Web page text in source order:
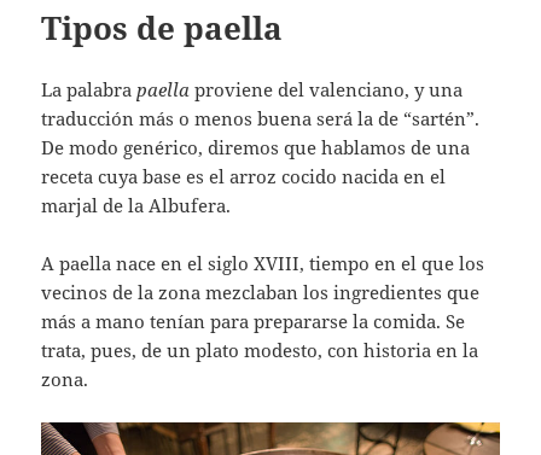
Tipos de paella
La palabra paella proviene del valenciano, y una
traducción más o menos buena será la de “sartén”.
De modo genérico, diremos que hablamos de una
receta cuya base es el arroz cocido nacida en el
marjal de la Albufera.
A paella nace en el siglo XVIII, tiempo en el que los
vecinos de la zona mezclaban los ingredientes que
más a mano tenían para prepararse la comida. Se
trata, pues, de un plato modesto, con historia en la
zona.